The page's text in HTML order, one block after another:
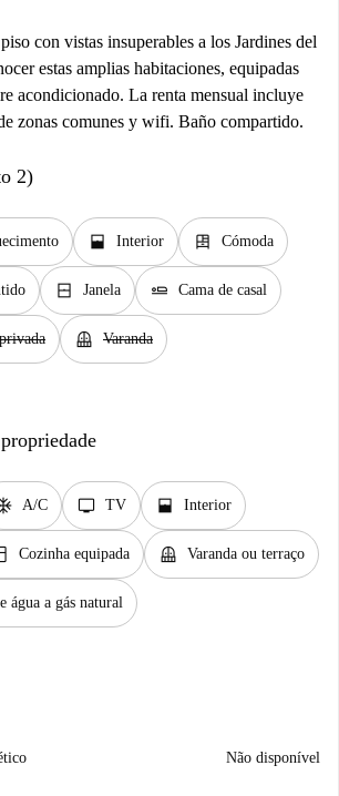
con vistas insuperables a los Jardines del
estas amplias habitaciones, equipadas
acondicionado. La renta mensual incluye
zonas comunes y wifi. Baño compartido.
2)
window_open Interior dresser Cómoda
window_closed Janela airline_seat_flat Cama de casal
balcony Varanda
A/C tv TV window_open Interior
Cozinha equipada balcony Varanda ou terraço
água a gás natural
Não disponível